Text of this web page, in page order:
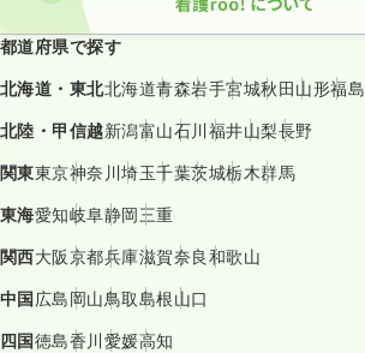
都道府県で探す
北海道・東北北海道青森岩手宮城秋田山形福島
北陸・甲信越新潟富山石川福井山梨長野
関東東京神奈川埼玉千葉茨城栃木群馬
東海愛知岐阜静岡三重
関西大阪京都兵庫滋賀奈良和歌山
中国広島岡山鳥取島根山口
四国徳島香川愛媛高知